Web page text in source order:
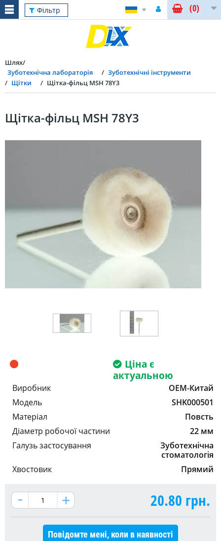
Фільтр (0)
Шлях
Зуботехнічна лабораторія
Зуботехнічні інструменти
Щітки
Щітка-фільц MSH 78Y3
Щітка-фільц MSH 78Y3
Ціна є
актуальною
Виробник
OEM-Китай
Модель
SHK000501
Матеріал
Повсть
Діаметр робочої частини
22 мм
Галузь застосування
Зуботехнічна
стоматологія
Хвостовик
Прямий
20.80 грн.
Повідомте мені, коли в наявності